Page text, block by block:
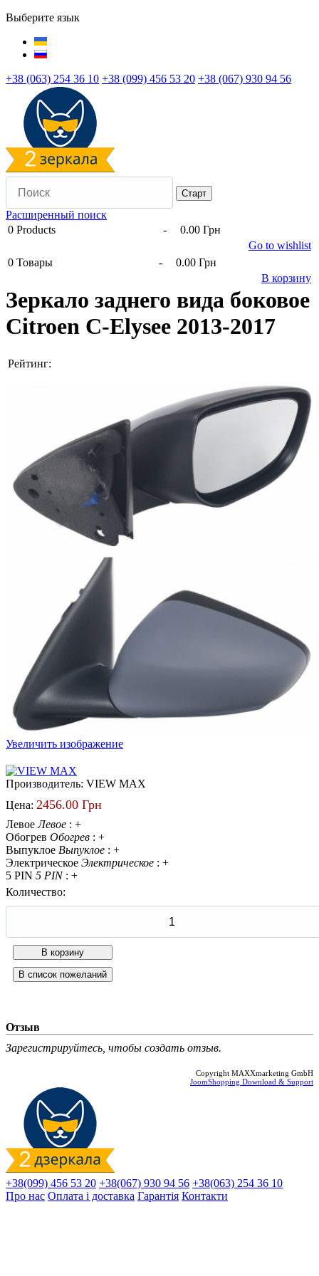
Выберите язык
+38 (063) 254 36 10 +38 (099) 456 53 20 +38 (067) 930 94 56
Расширенный поиск
0 Products -
0.00 Грн
Go to wishlist
0 Товары -
0.00 Грн
В корзину
Зеркало заднего вида боковое
Citroen C-Elysee 2013-2017
Рейтинг:
Увеличить изображение
Производитель: VIEW MAX
Цена: 2456.00 Грн
Левое Левое : +
Обогрев Обогрев : +
Выпуклое Выпуклое : +
Электрическое Электрическое : +
5 PIN 5 PIN : +
Количество:
Отзыв
Зарегистрируйтесь, чтобы создать отзыв.
Copyright MAXXmarketing GmbH
JoomShopping Download & Support
+38(099) 456 53 20 +38(067) 930 94 56 +38(063) 254 36 10
Про нас Оплата і доставка Гарантія Контакти